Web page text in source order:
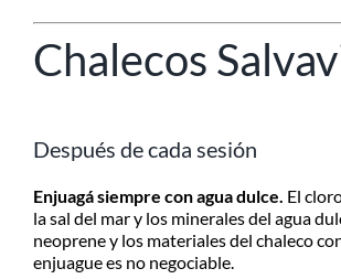
Chalecos
Después de cada sesión
Enjuagá siempre con agua dulce. El
la sal del mar y los minerales del agua
neoprene y los materiales del chaleco
enjuague es no negociable.